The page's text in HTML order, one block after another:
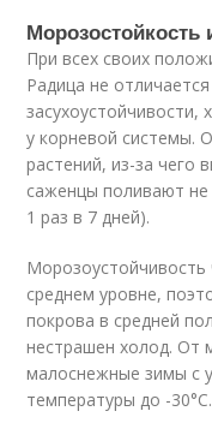
Морозостойкость
При всех своих
Радица не
у корневой системы.
растений, из-за чего
саженцы поливают
1 раз в 7 дней).
Морозоустойчивость
среднем уровне,
покрова в средней
нестрашен холод. От
малоснежные зимы с
температуры до -30°C.